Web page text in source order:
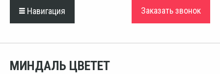
Навигация Заказать звонок
МИНДАЛЬ ЦВЕТЕТ